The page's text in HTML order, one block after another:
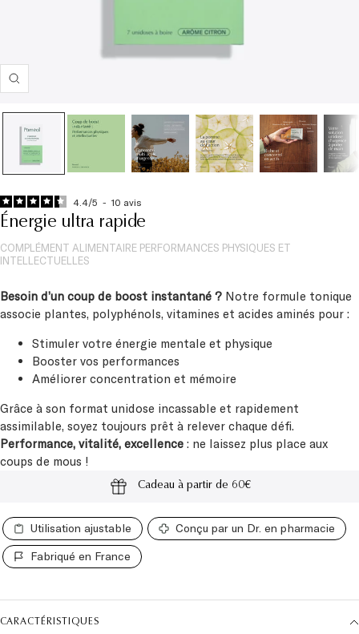
Zoom
4.4/5 - 10 avis
Énergie ultra rapide
COMPLÉMENT ALIMENTAIRE PERFORMANCES PHYSIQUES ET
INTELLECTUELLES
Besoin d’un coup de boost instantané ? Notre formule tonique
associe plantes, polyphénols, vitamines et acides aminés pour :
Stimuler votre énergie mentale et physique
Booster vos performances
Améliorer concentration et mémoire
Grâce à son format unidose incassable et rapidement
assimilable, soyez toujours prêt à relever chaque défi.
Performance, vitalité, excellence : ne laissez plus place aux
coups de mous !
Cadeau à partir de 60€
Paiements sécurisés
Utilisation ajustable
Conçu par un Dr. en pharmacie
Fabriqué en France
CARACTÉRISTIQUES